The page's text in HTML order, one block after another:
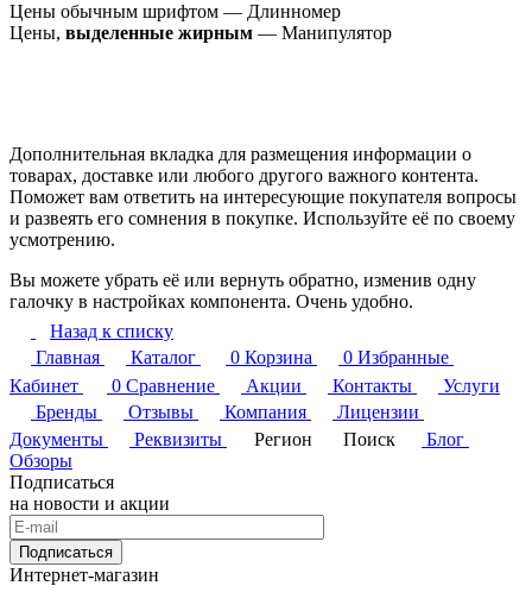
Цены обычным шрифтом — Длинномер
Цены, выделенные жирным — Манипулятор
Дополнительная вкладка для размещения информации о
товарах, доставке или любого другого важного контента.
Поможет вам ответить на интересующие покупателя вопросы
и развеять его сомнения в покупке. Используйте её по своему
усмотрению.
Вы можете убрать её или вернуть обратно, изменив одну
галочку в настройках компонента. Очень удобно.
Назад к списку
Главная
Каталог 0 Корзина 0 Избранные
Кабинет
0 Сравнение Акции Контакты
Услуги
Бренды
Отзывы Компания
Лицензии
Документы
Реквизиты Регион Поиск
Блог
Обзоры
Подписаться
на новости и акции
Подписаться
Интернет-магазин